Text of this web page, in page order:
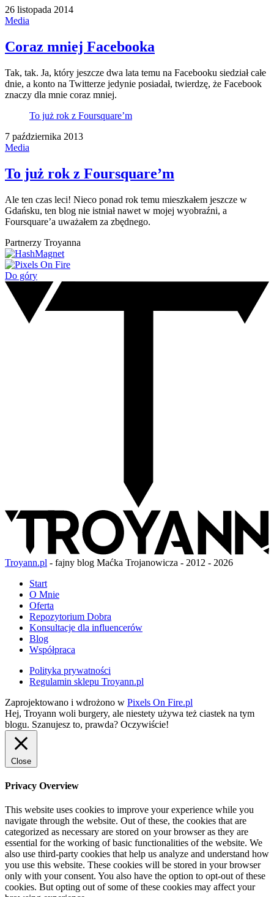
26 listopada 2014
Media
Coraz mniej Facebooka
Tak, tak. Ja, który jeszcze dwa lata temu na Facebooku siedział całe
dnie, a konto na Twitterze jedynie posiadał, twierdzę, że Facebook
znaczy dla mnie coraz mniej.
To już rok z Foursquare’m
7 października 2013
Media
To już rok z Foursquare’m
Ale ten czas leci! Nieco ponad rok temu mieszkałem jeszcze w
Gdańsku, ten blog nie istniał nawet w mojej wyobraźni, a
Foursquare’a uważałem za zbędnego.
Partnerzy Troyanna
Do góry
Troyann.pl - fajny blog Maćka Trojanowicza - 2012 - 2026
Start
O Mnie
Oferta
Repozytorium Dobra
Konsultacje dla influencerów
Blog
Współpraca
Polityka prywatności
Regulamin sklepu Troyann.pl
Zaprojektowano i wdrożono w Pixels On Fire.pl
Hej, Troyann woli burgery, ale niestety używa też ciastek na tym
blogu. Szanujesz to, prawda? Oczywiście!
Close
Privacy Overview
This website uses cookies to improve your experience while you
navigate through the website. Out of these, the cookies that are
categorized as necessary are stored on your browser as they are
essential for the working of basic functionalities of the website. We
also use third-party cookies that help us analyze and understand how
you use this website. These cookies will be stored in your browser
only with your consent. You also have the option to opt-out of these
cookies. But opting out of some of these cookies may affect your